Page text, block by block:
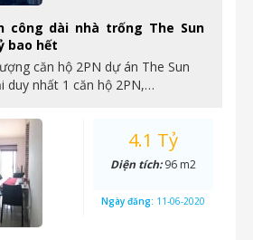
công dài nhà trống The Sun
bao hết
căn hộ 2PN dự án The Sun
duy nhất 1 căn hộ 2PN,…
4.1 Tỷ
Diện tích:96 m2
Ngày đăng: 11-06-2020